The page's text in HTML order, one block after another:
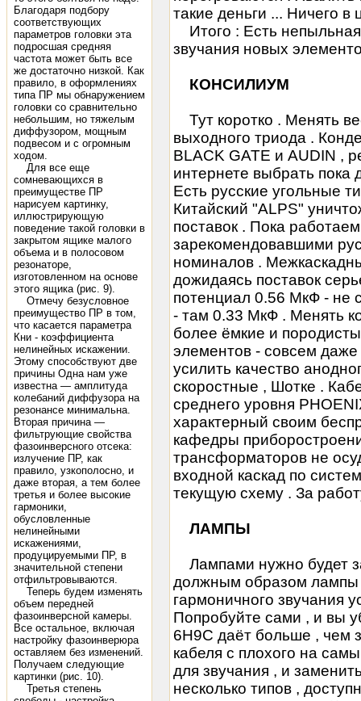
Благодаря подбору
соответствующих
параметров головки эта
подросшая средняя
частота может быть все
же достаточно низкой. Как
правило, в оформлениях
типа ПР мы обнаружением
головки со сравнительно
небольшим, но тяжелым
диффузором, мощным
подвесом и с огромным
ходом.
Для все еще
сомневающихся в
преимуществе ПР
нарисуем картинку,
иллюстрирующую
поведение такой головки в
закрытом ящике малого
объема и в полосовом
резонаторе,
изготовленном на основе
этого ящика (рис. 9).
Отмечу безусловное
преимущество ПР в том,
что касается параметра
Кни - коэффициента
нелинейных искажении.
Этому способствуют две
причины Одна нам уже
известна — амплитуда
колебаний диффузора на
резонансе минимальна.
Вторая причина —
фильтрующие свойства
фазоинверсного отсека:
излучение ПР, как
правило, узкополосно, и
даже вторая, а тем более
третья и более высокие
гармоники,
обусловленные
нелинейными
искажениями,
продуцируемыми ПР, в
значительной степени
отфильтровываются.
Теперь будем изменять
объем передней
фазоинверсной камеры.
Все остальное, включая
настройку фазоинверюра
оставляем без изменений.
Получаем следующие
картинки (рис. 10).
Третья степень
такие деньги ... Ничего в
Итого : Есть
звучания новых
КОНСИЛИУМ
Тут коротко . Менять
выходного триода .
BLACK GATE и AUDIN ,
интернете выбрать пока
Есть русские угольные
Китайский "ALPS"
поставок . Пока
зарекомендовавшими
номиналов .
дожидаясь поставок
потенциал 0.56 МкФ - не
- там 0.33 МкФ . Менять
более ёмкие и
элементов - совсем
усилить качество
скоростные , Шотке .
среднего уровня
характерный своим
кафедры
трансформаторов не
входной каскад по
текущую схему . За
ЛАМПЫ
Лампами нужно будет
должным образом лампы
гармоничного звучания
Попробуйте сами , и вы
6Н9С даёт больше , чем
кабеля с плохого на
для звучания , и
несколько типов ,